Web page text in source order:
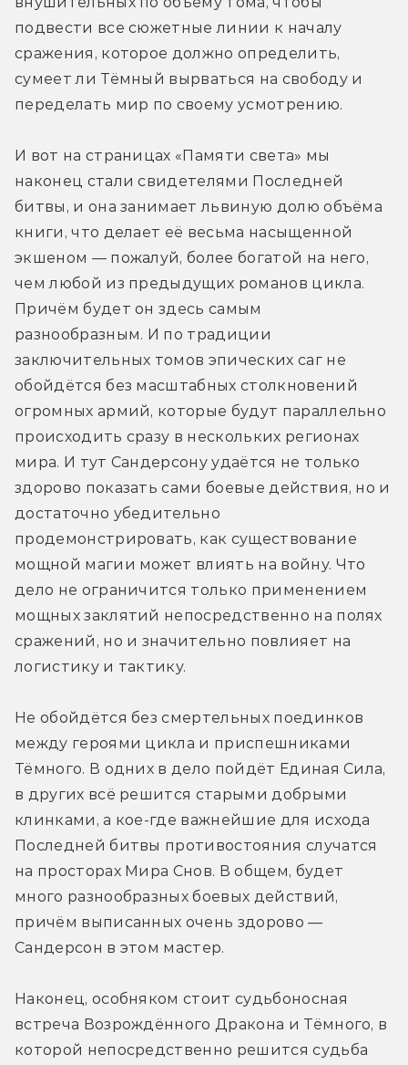
подвести все сюжетные линии к началу
сражения, которое должно определить,
сумеет ли Тёмный вырваться на свободу и
переделать мир по своему усмотрению.
И вот на страницах «Памяти света» мы
наконец стали свидетелями Последней
битвы, и она занимает львиную долю объёма
книги, что делает её весьма насыщенной
экшеном — пожалуй, более богатой на него,
чем любой из предыдущих романов цикла.
Причём будет он здесь самым
разнообразным. И по традиции
заключительных томов эпических саг не
обойдётся без масштабных столкновений
огромных армий, которые будут параллельно
происходить сразу в нескольких регионах
мира. И тут Сандерсону удаётся не только
здорово показать сами боевые действия, но и
достаточно убедительно
продемонстрировать, как существование
мощной магии может влиять на войну. Что
дело не ограничится только применением
мощных заклятий непосредственно на полях
сражений, но и значительно повлияет на
логистику и тактику.
Не обойдётся без смертельных поединков
между героями цикла и приспешниками
Тёмного. В одних в дело пойдёт Единая Сила,
в других всё решится старыми добрыми
клинками, а кое-где важнейшие для исхода
Последней битвы противостояния случатся
на просторах Мира Снов. В общем, будет
много разнообразных боевых действий,
причём выписанных очень здорово —
Сандерсон в этом мастер.
Наконец, особняком стоит судьбоносная
встреча Возрождённого Дракона и Тёмного, в
которой непосредственно решится судьба